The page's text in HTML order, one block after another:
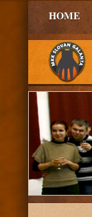
HOME